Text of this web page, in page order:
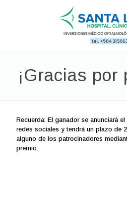
¡Gracias por
Recuerda: El ganador se anunciará
redes sociales y tendrá un plazo de
alguno de los patrocinadores
premio.